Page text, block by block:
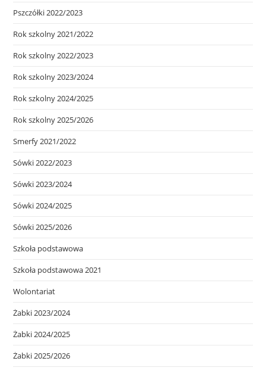
Pszczółki 2022/2023
Rok szkolny 2021/2022
Rok szkolny 2022/2023
Rok szkolny 2023/2024
Rok szkolny 2024/2025
Rok szkolny 2025/2026
Smerfy 2021/2022
Sówki 2022/2023
Sówki 2023/2024
Sówki 2024/2025
Sówki 2025/2026
Szkoła podstawowa
Szkoła podstawowa 2021
Wolontariat
Żabki 2023/2024
Żabki 2024/2025
Żabki 2025/2026